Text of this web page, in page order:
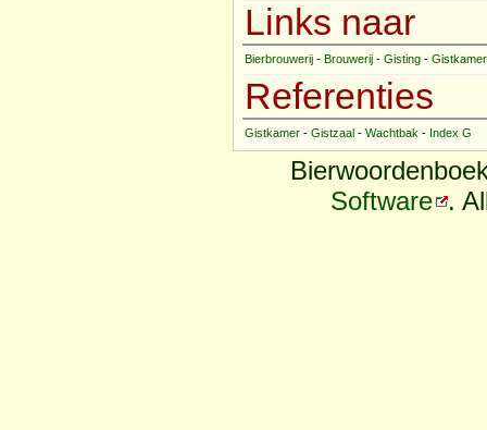
Links naar
Bierbrouwerij - Brouwerij - Gisting - Gistkamer
Referenties
Gistkamer - Gistzaal - Wachtbak - Index G
Software .